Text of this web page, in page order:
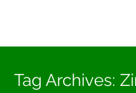
Tag Archives: